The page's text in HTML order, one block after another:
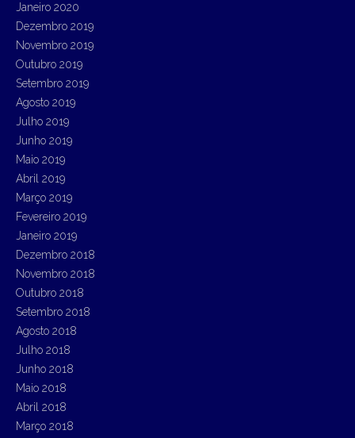
Janeiro 2020
Dezembro 2019
Novembro 2019
Outubro 2019
Setembro 2019
Agosto 2019
Julho 2019
Junho 2019
Maio 2019
Abril 2019
Março 2019
Fevereiro 2019
Janeiro 2019
Dezembro 2018
Novembro 2018
Outubro 2018
Setembro 2018
Agosto 2018
Julho 2018
Junho 2018
Maio 2018
Abril 2018
Março 2018